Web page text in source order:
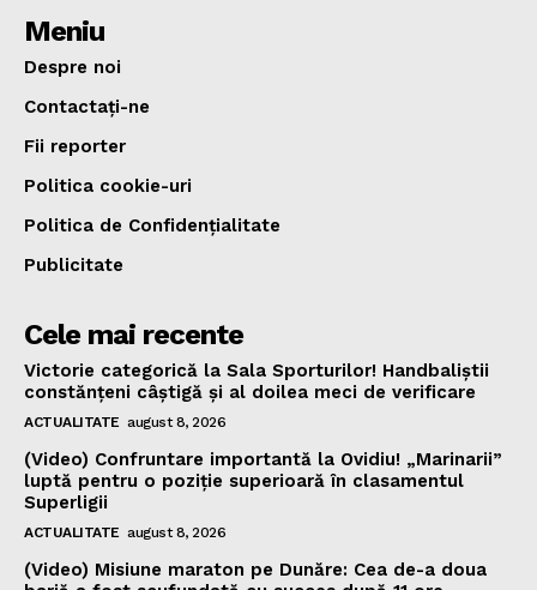
Meniu
Despre noi
Contactați-ne
Fii reporter
Politica cookie-uri
Politica de Confidențialitate
Publicitate
Cele mai recente
Victorie categorică la Sala Sporturilor! Handbaliștii
constănțeni câștigă și al doilea meci de verificare
ACTUALITATE august 8, 2026
(Video) Confruntare importantă la Ovidiu! „Marinarii”
luptă pentru o poziție superioară în clasamentul
Superligii
ACTUALITATE august 8, 2026
(Video) Misiune maraton pe Dunăre: Cea de-a doua